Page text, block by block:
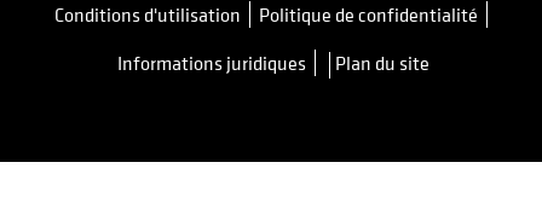
Conditions d'utilisation s’ouvre dans un nouvel onglet
Politique de confidentialité
Informations juridiques
Plan du site